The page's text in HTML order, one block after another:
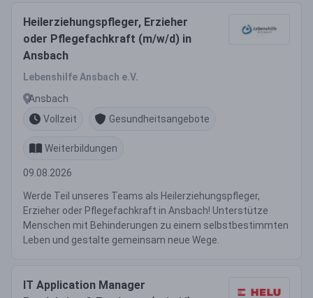
Heilerziehungspfleger, Erzieher
oder Pflegefachkraft (m/w/d) in
Ansbach
Lebenshilfe Ansbach e.V.
Ansbach
Vollzeit
Gesundheitsangebote
Weiterbildungen
09.08.2026
Werde Teil unseres Teams als Heilerziehungspfleger,
Erzieher oder Pflegefachkraft in Ansbach! Unterstütze
Menschen mit Behinderungen zu einem selbstbestimmten
Leben und gestalte gemeinsam neue Wege.
IT Application Manager